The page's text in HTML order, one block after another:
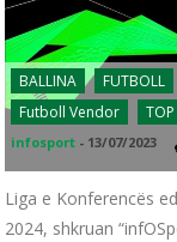
BALLINA FUTBOLL
Futboll Vendor
TOP
infosport - 13/07/2023
Liga e Konferencës
2024, shkruan